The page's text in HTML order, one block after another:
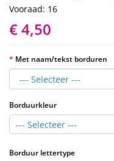
Vooraad: 16
€ 4,50
Met naam/tekst borduren
Borduurkleur
--- Selecteer ---
Borduur lettertype